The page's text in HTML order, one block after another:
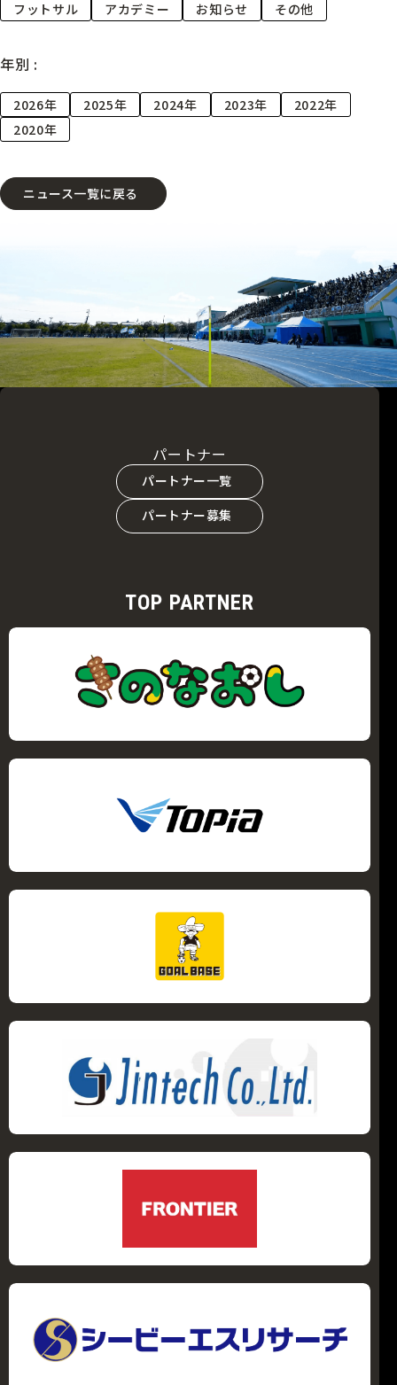
フットサル アカデミー お知らせ その他
年別 :
2026年 2025年 2024年 2023年
2022年
2020年
ニュース一覧に戻る
パートナー
パートナー一覧
パートナー募集
TOP PARTNER